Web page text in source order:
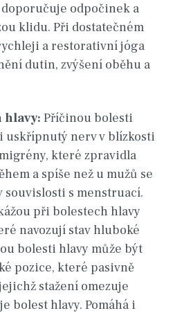
doporučuje odpočinek a
klidu. Při dostatečném
a restorativní jóga
dutin, zvýšení oběhu a
hlavy: Příčinou bolesti
uskřípnutý nerv v blízkosti
které zpravidla
a spíše než u mužů se
souvislosti s menstruací.
při bolestech hlavy
navozují stav hluboké
bolesti hlavy může být
pozice, které pasivně
stažení omezuje
bolest hlavy. Pomáhá i